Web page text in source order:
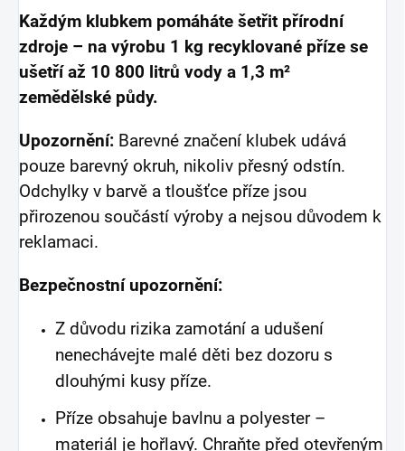
Každým klubkem pomáháte šetřit přírodní
zdroje – na výrobu 1 kg recyklované příze se
ušetří až 10 800 litrů vody a 1,3 m²
zemědělské půdy.
Upozornění: Barevné značení klubek udává
pouze barevný okruh, nikoliv přesný odstín.
Odchylky v barvě a tloušťce příze jsou
přirozenou součástí výroby a nejsou důvodem k
reklamaci.
Bezpečnostní upozornění:
Z důvodu rizika zamotání a udušení
nenechávejte malé děti bez dozoru s
dlouhými kusy příze.
Příze obsahuje bavlnu a polyester –
materiál je hořlavý. Chraňte před otevřeným